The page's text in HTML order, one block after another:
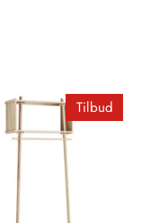
Tilbud